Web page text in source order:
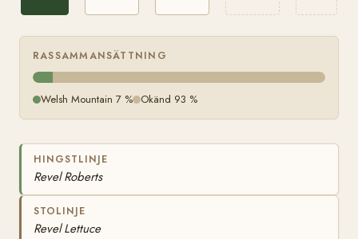
RASSAMMANSÄTTNING
Welsh Mountain 7 % Okänd 93 %
HINGSTLINJE
Revel Roberts
STOLINJE
Revel Lettuce